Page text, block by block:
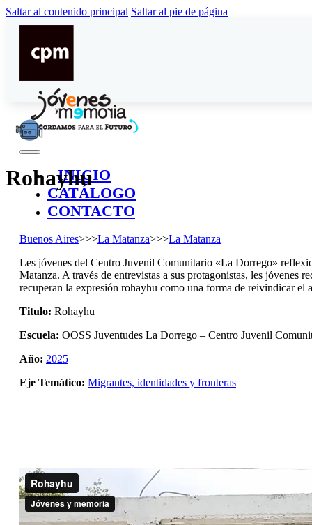
Saltar al contenido principal Saltar al pie de página
INICIO
CATÁLOGO
CONTACTO
Rohayhu
Buenos Aires>>>La Matanza>>>La Matanza
Les jóvenes del Centro Juvenil Comunitario «La Dorrego»
Matanza. A través de entrevistas a sus protagonistas, les jóvenes
recuperan la expresión rohayhu como una forma de reivindicar el
Titulo: Rohayhu
Escuela: OOSS Juventudes La Dorrego – Centro Juvenil
Año: 2025
Eje Temático: Migrantes, identidades y fronteras